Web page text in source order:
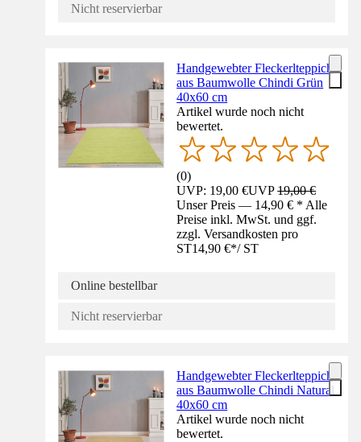
Nicht reservierbar
Handgewebter Fleckerlteppich
aus Baumwolle Chindi Grün
40x60 cm
Artikel wurde noch nicht
bewertet.
(0)
UVP: 19,00 €UVP19,00 €
Unser Preis — 14,90 € * Alle
Preise inkl. MwSt. und ggf.
zzgl. Versandkosten pro
ST14,90 €*/ ST
Online bestellbar
Nicht reservierbar
Handgewebter Fleckerlteppich
aus Baumwolle Chindi Natural
40x60 cm
Artikel wurde noch nicht
bewertet.